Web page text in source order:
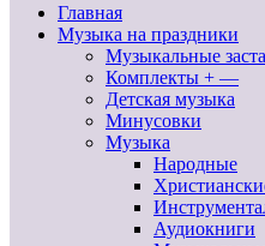
Главная
Музыка на праздники
Музыкальные
Комплекты + —
Детская музыка
Минусовки
Музыка
Народные
Аудиокниги